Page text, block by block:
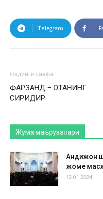
Telegram
Олдинги саҳифа
ФАРЗАНД – ОТАНИНГ
СИРИДИР
Жума маърузалари
Андижон
жоме
12.01.2024